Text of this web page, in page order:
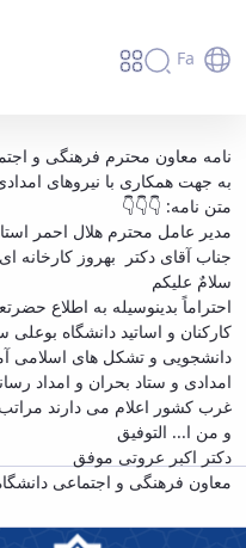
Fa
اعلام آمادگی
دانشگاه بوعلی
امدادی و ستاد
زدگان و هموطنان
نامه معاون محترم فرهنگی و
به جهت همکاری با نیروهای
متن نامه: 👇👇👇
مدیر عامل محترم هلال احمر
جناب آقای دکتر بهروز کارخانه ای
سلامٌ علیکم
احتراماً بدینوسیله به اطلاع
کارکنان و اساتید دانشگاه بوعلی
دانشجویی و تشکل های اسلامی
امدادی و ستاد بحران و امداد
غرب کشور اعلام می دارند
و من ا... التوفیق
دکتر اکبر عروتی موفق
معاون فرهنگی و اجتماعی